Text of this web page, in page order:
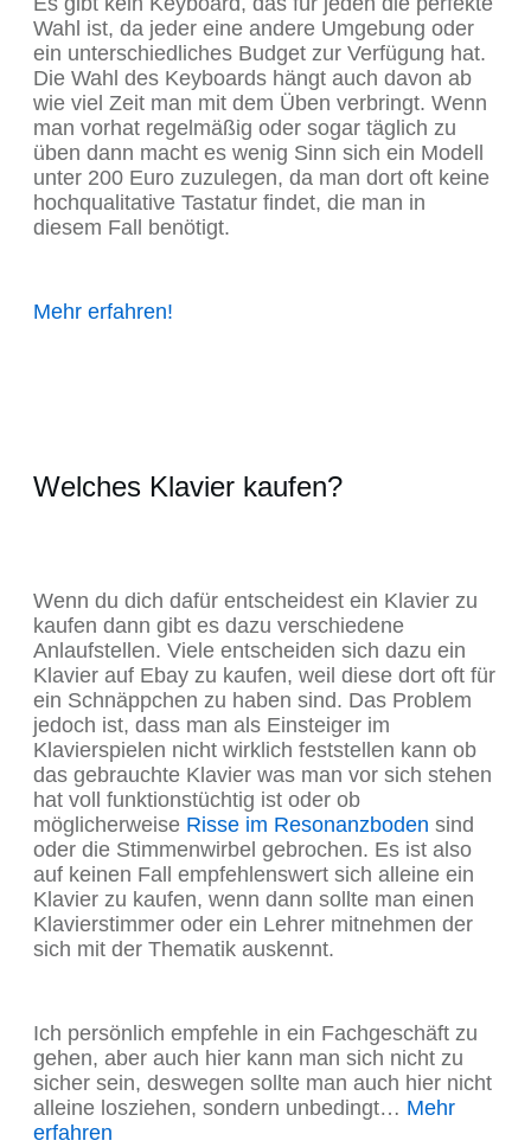
Wahl ist, da jeder eine andere Umgebung oder
ein unterschiedliches Budget zur Verfügung hat.
Die Wahl des Keyboards hängt auch davon ab
wie viel Zeit man mit dem Üben verbringt. Wenn
man vorhat regelmäßig oder sogar täglich zu
üben dann macht es wenig Sinn sich ein Modell
unter 200 Euro zuzulegen, da man dort oft keine
hochqualitative Tastatur findet, die man in
diesem Fall benötigt.
Mehr erfahren!
Welches Klavier kaufen?
Wenn du dich dafür entscheidest ein Klavier zu
kaufen dann gibt es dazu verschiedene
Anlaufstellen. Viele entscheiden sich dazu ein
Klavier auf Ebay zu kaufen, weil diese dort oft für
ein Schnäppchen zu haben sind. Das Problem
jedoch ist, dass man als Einsteiger im
Klavierspielen nicht wirklich feststellen kann ob
das gebrauchte Klavier was man vor sich stehen
hat voll funktionstüchtig ist oder ob
möglicherweise Risse im Resonanzboden sind
oder die Stimmenwirbel gebrochen. Es ist also
auf keinen Fall empfehlenswert sich alleine ein
Klavier zu kaufen, wenn dann sollte man einen
Klavierstimmer oder ein Lehrer mitnehmen der
sich mit der Thematik auskennt.
Ich persönlich empfehle in ein Fachgeschäft zu
gehen, aber auch hier kann man sich nicht zu
sicher sein, deswegen sollte man auch hier nicht
alleine losziehen, sondern unbedingt… Mehr
erfahren